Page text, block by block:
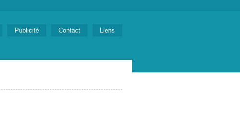
Publicité Contact Liens